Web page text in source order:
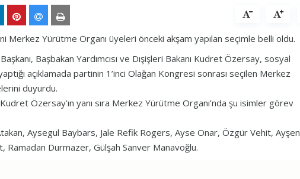
Merkez Yürütme Organı üyeleri önceki akşam yapılan seçimle belli oldu.
Başbakan Yardımcısı ve Dışişleri Bakanı Kudret Özersay, sosyal
açıklamada partinin 1’inci Olağan Kongresi sonrası seçilen Merkez
duyurdu.
Özersay’ın yanı sıra Merkez Yürütme Organı’nda şu isimler görev
Aysegul Baybars, Jale Refik Rogers, Ayse Onar, Özgür Vehit, Ayşen
Ramadan Durmazer, Gülşah Sanver Manavoğlu.